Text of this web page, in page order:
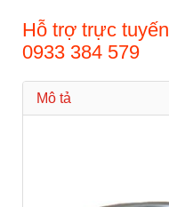
Hỗ trợ trực tuyến
0933 384 579
Mô tả